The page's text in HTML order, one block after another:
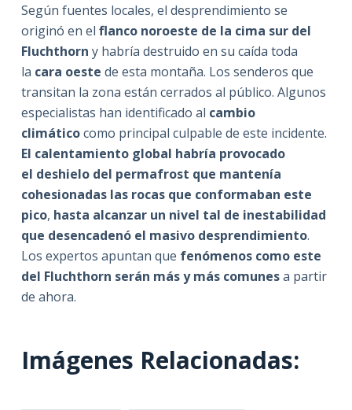
Según fuentes locales, el desprendimiento se
originó en el flanco noroeste de la cima sur del
Fluchthorn y habría destruido en su caída toda
la cara oeste de esta montaña. Los senderos que
transitan la zona están cerrados al público. Algunos
especialistas han identificado al cambio
climáticocomo principal culpable de este incidente.
El calentamiento global habría provocado
el deshielo del permafrost que mantenía
cohesionadas las rocas que conformaban este
pico, hasta alcanzar un nivel tal de inestabilidad
que desencadenó el masivo desprendimiento.
Los expertos apuntan que fenómenos como este
del Fluchthorn serán más y más comunesa partir
de ahora.
Imágenes Relacionadas: